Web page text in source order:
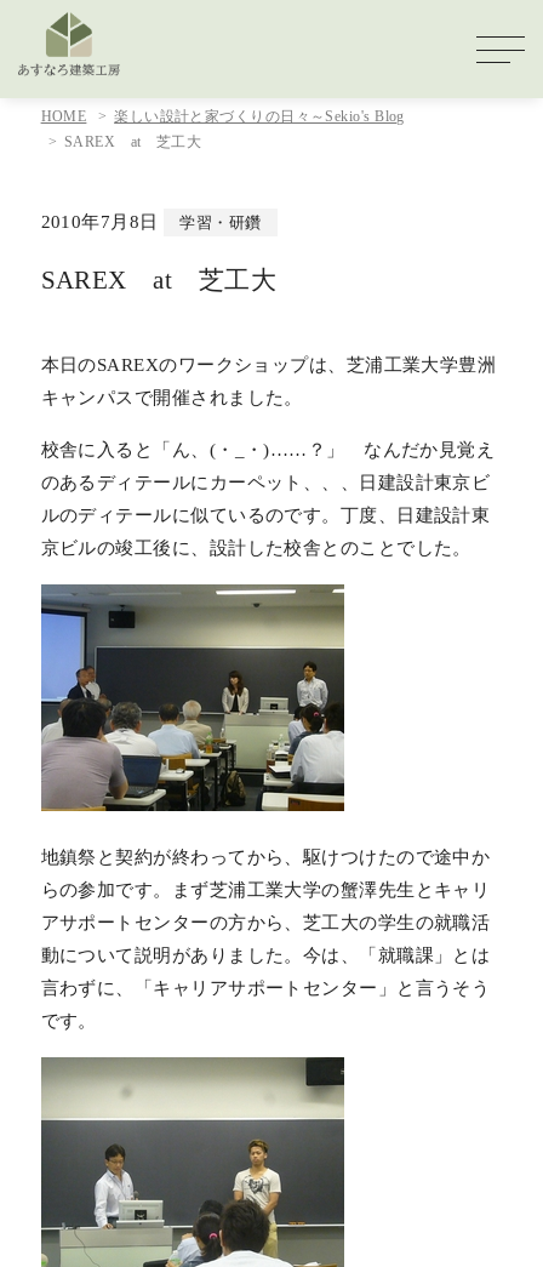
HOME
楽しい設計と家づくりの日々～Sekio's Blog
SAREX at 芝工大
2010年7月8日 学習・研鑽
SAREX at 芝工大
本日のSAREXのワークショップは、芝浦工業大学豊洲
キャンパスで開催されました。
校舎に入ると「ん、(・_・)……？」 なんだか見覚え
のあるディテールにカーペット、、、日建設計東京ビ
ルのディテールに似ているのです。丁度、日建設計東
京ビルの竣工後に、設計した校舎とのことでした。
地鎮祭と契約が終わってから、駆けつけたので途中か
らの参加です。まず芝浦工業大学の蟹澤先生とキャリ
アサポートセンターの方から、芝工大の学生の就職活
動について説明がありました。今は、「就職課」とは
言わずに、「キャリアサポートセンター」と言うそう
です。